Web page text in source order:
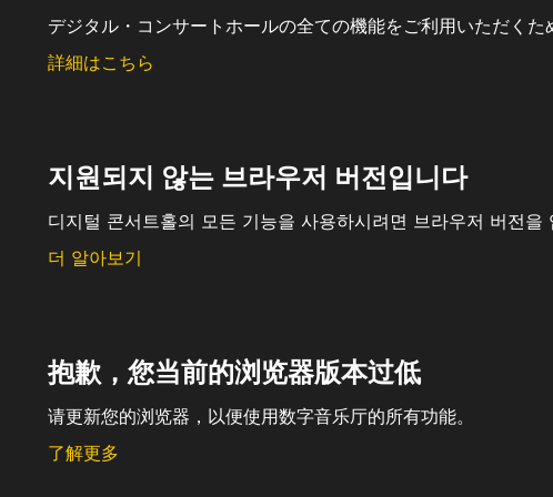
デジタル・コンサートホールの全ての機能をご利用いただくた
詳細はこちら
지원되지 않는 브라우저 버전입니다
디지털 콘서트홀의 모든 기능을 사용하시려면 브라우저 버전을
더 알아보기
抱歉，您当前的浏览器版本过低
请更新您的浏览器，以便使用数字音乐厅的所有功能。
了解更多